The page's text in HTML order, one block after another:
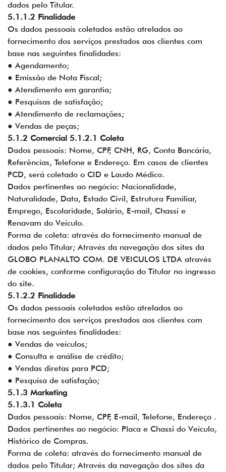
dados pelo Titular.
5.1.1.2 Finalidade
Os dados pessoais coletados estão atrelados ao
fornecimento dos serviços prestados aos clientes com
base nas seguintes finalidades:
● Agendamento;
● Emissão de Nota Fiscal;
● Atendimento em garantia;
● Pesquisas de satisfação;
● Atendimento de reclamações;
● Vendas de peças;
5.1.2 Comercial 5.1.2.1 Coleta
Dados pessoais: Nome, CPF, CNH, RG, Conta Bancária,
Referências, Telefone e Endereço. Em casos de clientes
PCD, será coletado o CID e Laudo Médico.
Dados pertinentes ao negócio: Nacionalidade,
Naturalidade, Data, Estado Civil, Estrutura Familiar,
Emprego, Escolaridade, Salário, E-mail, Chassi e
Renavam do Veículo.
Forma de coleta: através do fornecimento manual de
dados pelo Titular; Através da navegação dos sites da
GLOBO PLANALTO COM. DE VEICULOS LTDA através
de cookies, conforme configuração do Titular no ingresso
do site.
5.1.2.2 Finalidade
Os dados pessoais coletados estão atrelados ao
fornecimento dos serviços prestados aos clientes com
base nas seguintes finalidades:
● Vendas de veículos;
● Consulta e análise de crédito;
● Vendas diretas para PCD;
● Pesquisa de satisfação;
5.1.3 Marketing
5.1.3.1 Coleta
Dados pessoais: Nome, CPF, E-mail, Telefone, Endereço .
Dados pertinentes ao negócio: Placa e Chassi do Veículo,
Histórico de Compras.
Forma de coleta: através do fornecimento manual de
dados pelo Titular; Através da navegação dos sites da